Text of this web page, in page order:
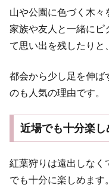
山や公園に色づく木々
家族や友人と一緒にピ
て思い出を残したりと
都会から少し足を伸ば
のも人気の理由です。
近場でも十分楽し
紅葉狩りは遠出しなく
でも十分に楽しめま